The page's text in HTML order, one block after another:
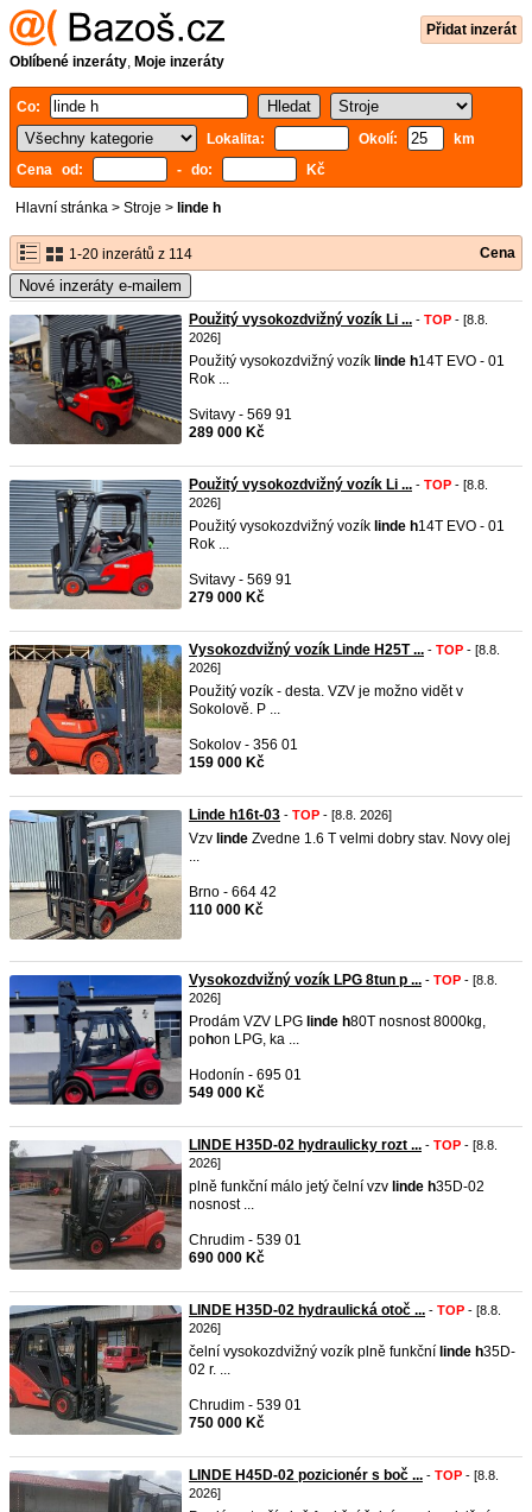
Přidat inzerát
Oblíbené inzeráty, Moje inzeráty
Co:
Lokalita:
Okolí:
km
Cena od:
- do: Kč
Hlavní stránka > Stroje > linde h
1-20 inzerátů z 114 Cena
Nové inzeráty e-mailem
Použitý vysokozdvižný vozík Li ... - TOP - [8.8.
2026]
Použitý vysokozdvižný vozík linde h14T EVO - 01
Rok ...
Svitavy - 569 91
289 000 Kč
Použitý vysokozdvižný vozík Li ... - TOP - [8.8.
2026]
Použitý vysokozdvižný vozík linde h14T EVO - 01
Rok ...
Svitavy - 569 91
279 000 Kč
Vysokozdvižný vozík Linde H25T ... - TOP - [8.8.
2026]
Použitý vozík - desta. VZV je možno vidět v
Sokolově. P ...
Sokolov - 356 01
159 000 Kč
Linde h16t-03 - TOP - [8.8. 2026]
Vzv linde Zvedne 1.6 T velmi dobry stav. Novy olej
...
Brno - 664 42
110 000 Kč
Vysokozdvižný vozík LPG 8tun p ... - TOP - [8.8.
2026]
Prodám VZV LPG linde h80T nosnost 8000kg,
pohon LPG, ka ...
Hodonín - 695 01
549 000 Kč
LINDE H35D-02 hydraulicky rozt ... - TOP - [8.8.
2026]
plně funkční málo jetý čelní vzv linde h35D-02
nosnost ...
Chrudim - 539 01
690 000 Kč
LINDE H35D-02 hydraulická otoč ... - TOP - [8.8.
2026]
čelní vysokozdvižný vozík plně funkční linde h35D-
02 r. ...
Chrudim - 539 01
750 000 Kč
LINDE H45D-02 pozicionér s boč ... - TOP - [8.8.
2026]